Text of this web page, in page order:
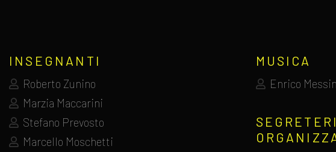
INSEGNANTI
Roberto Zunino
Marzia Maccarini
Stefano Prevosto
Marcello Moschetti
MUSICA
Enrico